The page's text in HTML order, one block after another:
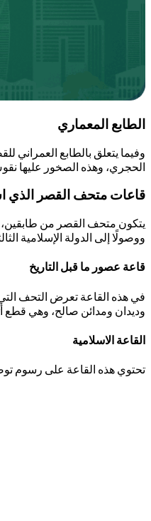
الطابع المعماري
وفيما يتعلق بالطابع العمراني
الحجري، وهذه الصخور عليها
قاعات متحف القصر الذي
ووصولًا إلى الدولة الإسلامية
قاعة عصور ما قبل التاريخ
في هذه القاعة تعرض التحف
وديدان ومدائن صالح، وهي قطع
القاعة الاسلامية
تحتوي هذه القاعة على رسوم